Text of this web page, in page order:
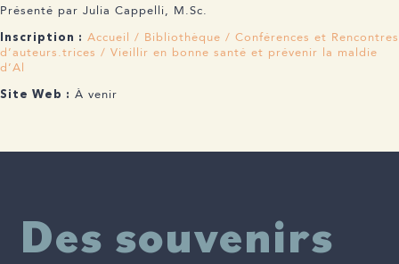
Présenté par Julia Cappelli, M.Sc.
Inscription : Accueil / Bibliothèque / Conférences et Rencontres
d’auteurs.trices / Vieillir en bonne santé et prévenir la maldie
d’Al
Site Web : À venir
Des souvenirs